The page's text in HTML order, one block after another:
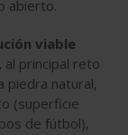
abierto.
viable
al principal reto
piedra natural,
(superficie
de fútbol),